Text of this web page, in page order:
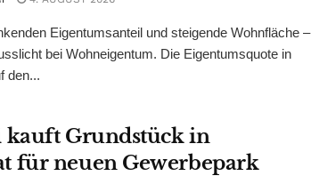
Eigentumsanteil und steigende Wohnfläche –
bei Wohneigentum. Die Eigentumsquote in
den...
kauft Grundstück in
für neuen Gewerbepark